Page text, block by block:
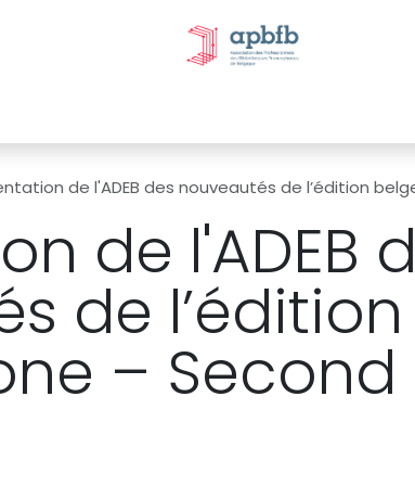
de l'ADEB des nouveautés de l’édition
de l'ADEB
de
– Second